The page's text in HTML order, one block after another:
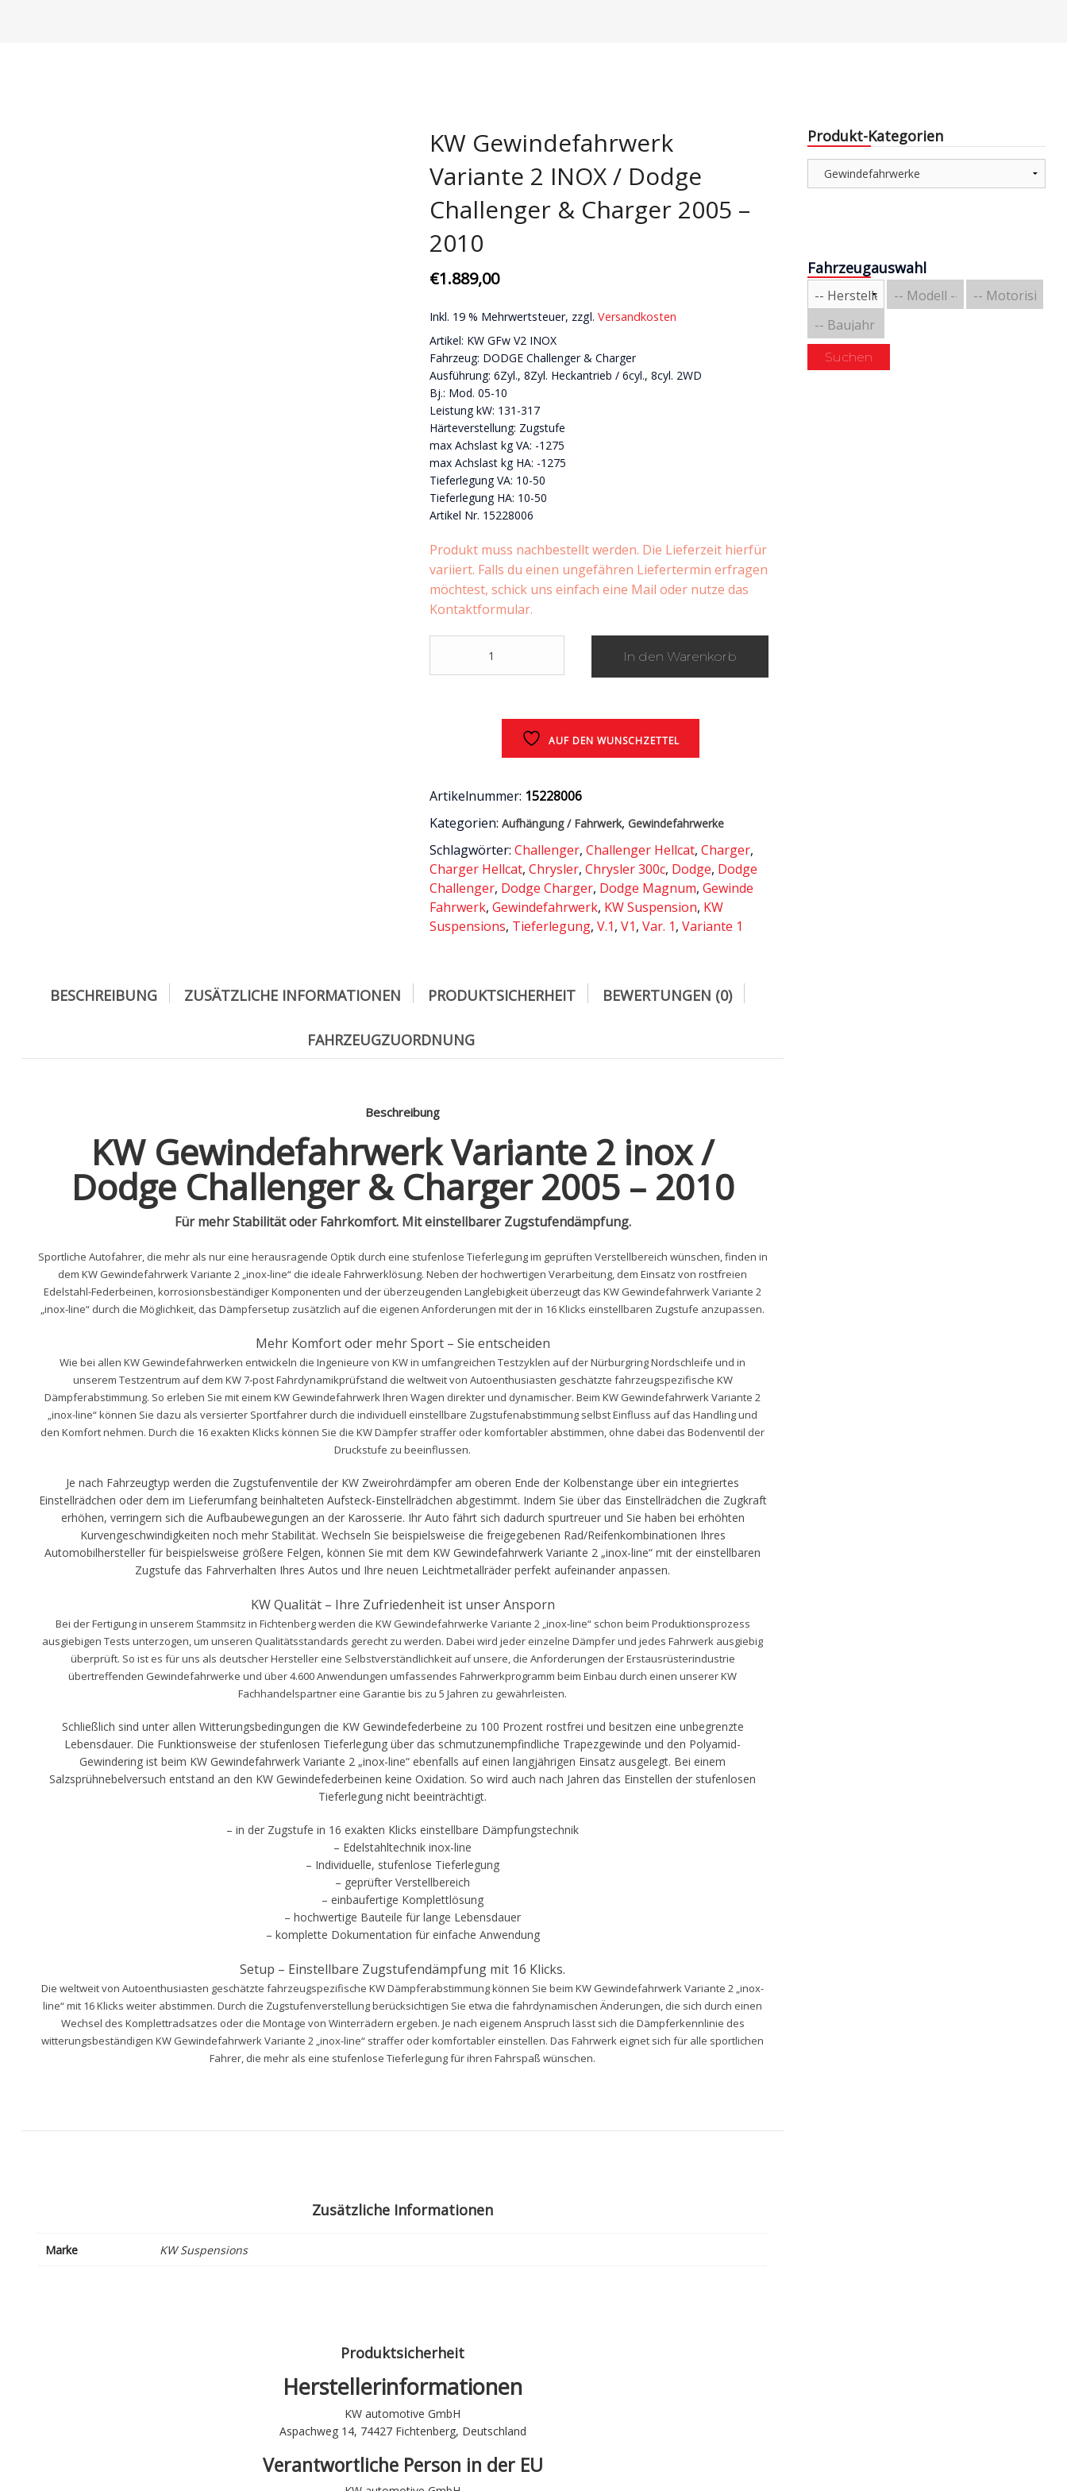
Querlenker
Stabilisatoren
Stoßdämpfer
Zündkerzen US Lifestyle
KW Gewindefahrwerk
Variante 2 INOX / Dodge
Challenger & Charger 2005 –
2010
€1.889,00
Inkl. 19 % Mehrwertsteuer, zzgl.Versandkosten
Artikel: KW GFw V2 INOX
Fahrzeug: DODGE Challenger & Charger
Ausführung: 6Zyl., 8Zyl. Heckantrieb / 6cyl., 8cyl. 2WD
Bj.: Mod. 05-10
Leistung kW: 131-317
Härteverstellung: Zugstufe
max Achslast kg VA: -1275
max Achslast kg HA: -1275
Tieferlegung VA: 10-50
Tieferlegung HA: 10-50
Artikel Nr. 15228006
Produkt muss nachbestellt werden. Die Lieferzeit hierfür
variiert. Falls du einen ungefähren Liefertermin erfragen
möchtest, schick uns einfach eine Mail oder nutze das
Kontaktformular.
Gewindefahrwerk
Variante
Charger
-
2010
Menge
In den Warenkorb
AUF DEN WUNSCHZETTEL
Artikelnummer: 15228006
Kategorien:Aufhängung / Fahrwerk,Gewindefahrwerke
Schlagwörter:Challenger,Challenger Hellcat,Charger,
Charger Hellcat,Chrysler,Chrysler 300c, Dodge, Dodge
Challenger, Dodge Charger, Dodge Magnum,Gewinde
Fahrwerk,Gewindefahrwerk, KW Suspension, KW
Suspensions, Tieferlegung,V.1,V1,Var. 1,Variante 1
BESCHREIBUNG ZUSÄTZLICHE INFORMATIONEN PRODUKTSICHERHEIT BEWERTUNGEN (0)
FAHRZEUGZUORDNUNG
Beschreibung
KW Gewindefahrwerk Variante 2 inox /
Dodge Challenger & Charger 2005 – 2010
Für mehr Stabilität oder Fahrkomfort. Mit einstellbarer Zugstufendämpfung.
Sportliche Autofahrer, die mehr als nur eine herausragende Optik durch eine stufenlose Tieferlegung im geprüften Verstellbereich wünschen, finden in
dem KW Gewindefahrwerk Variante 2 „inox-line“ die ideale Fahrwerklösung. Neben der hochwertigen Verarbeitung, dem Einsatz von rostfreien
Edelstahl-Federbeinen, korrosionsbeständiger Komponenten und der überzeugenden Langlebigkeit überzeugt das KW Gewindefahrwerk Variante 2
„inox-line“ durch die Möglichkeit, das Dämpfersetup zusätzlich auf die eigenen Anforderungen mit der in 16 Klicks einstellbaren Zugstufe anzupassen.
Mehr Komfort oder mehr Sport – Sie entscheiden
Wie bei allen KW Gewindefahrwerken entwickeln die Ingenieure von KW in umfangreichen Testzyklen auf der Nürburgring Nordschleife und in
unserem Testzentrum auf dem KW 7-post Fahrdynamikprüfstand die weltweit von Autoenthusiasten geschätzte fahrzeugspezifische KW
Dämpferabstimmung. So erleben Sie mit einem KW Gewindefahrwerk Ihren Wagen direkter und dynamischer. Beim KW Gewindefahrwerk Variante 2
„inox-line“ können Sie dazu als versierter Sportfahrer durch die individuell einstellbare Zugstufenabstimmung selbst Einfluss auf das Handling und
den Komfort nehmen. Durch die 16 exakten Klicks können Sie die KW Dämpfer straffer oder komfortabler abstimmen, ohne dabei das Bodenventil der
Druckstufe zu beeinflussen.
Je nach Fahrzeugtyp werden die Zugstufenventile der KW Zweirohrdämpfer am oberen Ende der Kolbenstange über ein integriertes
Einstellrädchen oder dem im Lieferumfang beinhalteten Aufsteck-Einstellrädchen abgestimmt. Indem Sie über das Einstellrädchen die Zugkraft
erhöhen, verringern sich die Aufbaubewegungen an der Karosserie. Ihr Auto fährt sich dadurch spurtreuer und Sie haben bei erhöhten
Kurvengeschwindigkeiten noch mehr Stabilität. Wechseln Sie beispielsweise die freigegebenen Rad/Reifenkombinationen Ihres
Automobilhersteller für beispielsweise größere Felgen, können Sie mit dem KW Gewindefahrwerk Variante 2 „inox-line“ mit der einstellbaren
Zugstufe das Fahrverhalten Ihres Autos und Ihre neuen Leichtmetallräder perfekt aufeinander anpassen.
KW Qualität – Ihre Zufriedenheit ist unser Ansporn
Bei der Fertigung in unserem Stammsitz in Fichtenberg werden die KW Gewindefahrwerke Variante 2 „inox-line“ schon beim Produktionsprozess
ausgiebigen Tests unterzogen, um unseren Qualitätsstandards gerecht zu werden. Dabei wird jeder einzelne Dämpfer und jedes Fahrwerk ausgiebig
überprüft. So ist es für uns als deutscher Hersteller eine Selbstverständlichkeit auf unsere, die Anforderungen der Erstausrüsterindustrie
übertreffenden Gewindefahrwerke und über 4.600 Anwendungen umfassendes Fahrwerkprogramm beim Einbau durch einen unserer KW
Fachhandelspartner eine Garantie bis zu 5 Jahren zu gewährleisten.
Schließlich sind unter allen Witterungsbedingungen die KW Gewindefederbeine zu 100 Prozent rostfrei und besitzen eine unbegrenzte
Lebensdauer. Die Funktionsweise der stufenlosen Tieferlegung über das schmutzunempfindliche Trapezgewinde und den Polyamid-
Gewindering ist beim KW Gewindefahrwerk Variante 2 „inox-line“ ebenfalls auf einen langjährigen Einsatz ausgelegt. Bei einem
Salzsprühnebelversuch entstand an den KW Gewindefederbeinen keine Oxidation. So wird auch nach Jahren das Einstellen der stufenlosen
Tieferlegung nicht beeinträchtigt.
– in der Zugstufe in 16 exakten Klicks einstellbare Dämpfungstechnik
– Edelstahltechnik inox-line
– Individuelle, stufenlose Tieferlegung
– geprüfter Verstellbereich
– einbaufertige Komplettlösung
– hochwertige Bauteile für lange Lebensdauer
– komplette Dokumentation für einfache Anwendung
Setup – Einstellbare Zugstufendämpfung mit 16 Klicks.
Die weltweit von Autoenthusiasten geschätzte fahrzeugspezifische KW Dämpferabstimmung können Sie beim KW Gewindefahrwerk Variante 2 „inox-
line“ mit 16 Klicks weiter abstimmen. Durch die Zugstufenverstellung berücksichtigen Sie etwa die fahrdynamischen Änderungen, die sich durch einen
Wechsel des Komplettradsatzes oder die Montage von Winterrädern ergeben. Je nach eigenem Anspruch lässt sich die Dämpferkennlinie des
witterungsbeständigen KW Gewindefahrwerk Variante 2 „inox-line“ straffer oder komfortabler einstellen. Das Fahrwerk eignet sich für alle sportlichen
Fahrer, die mehr als eine stufenlose Tieferlegung für ihren Fahrspaß wünschen.
Zusätzliche Informationen
Marke KW Suspensions
Produktsicherheit
Herstellerinformationen
KW automotive GmbH
Aspachweg 14, 74427 Fichtenberg, Deutschland
Verantwortliche Person in der EU
Produkt-Kategorien
Fahrzeugauswahl
Suchen